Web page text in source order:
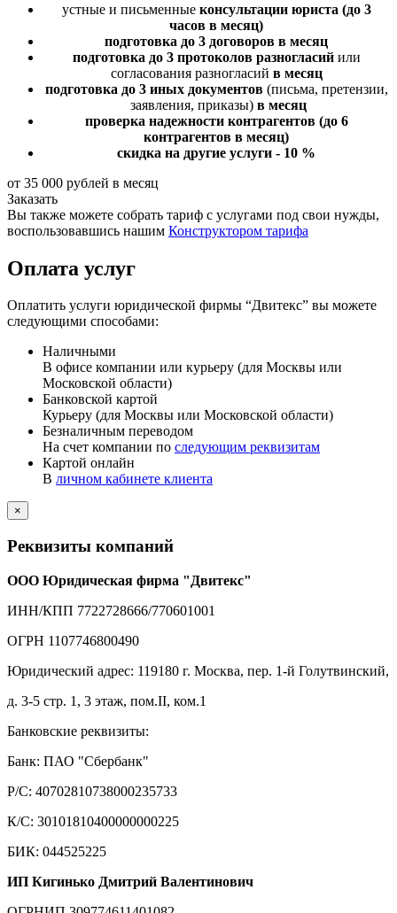
устные и письменные консультации юриста (до 3
часов в месяц)
подготовка до 3 договоров в месяц
подготовка до 3 протоколов разногласийили
согласования разногласий в месяц
подготовка до 3 иных документов(письма, претензии,
заявления, приказы) в месяц
проверка надежности контрагентов (до 6
контрагентов в месяц)
скидка на другие услуги - 10 %
от 35 000 рублей в месяц
Заказать
Вы также можете собрать тариф с услугами под свои нужды,
воспользовавшись нашим Конструктором тарифа
Оплата услуг
Оплатить услуги юридической фирмы “Двитекс” вы можете
следующими способами:
Наличными
В офисе компании или курьеру (для Москвы или
Московской области)
Банковской картой
Курьеру (для Москвы или Московской области)
Безналичным переводом
На счет компании по следующим реквизитам
Картой онлайн
В личном кабинете клиента
×
Реквизиты компаний
ООО Юридическая фирма "Двитекс"
ИНН/КПП 7722728666/770601001
ОГРН 1107746800490
Юридический адрес: 119180 г. Москва, пер. 1-й Голутвинский,
д. 3-5 стр. 1, 3 этаж, пом.II, ком.1
Банковские реквизиты:
Банк: ПАО "Сбербанк"
Р/С: 40702810738000235733
К/С: 30101810400000000225
БИК: 044525225
ИП Кигинько Дмитрий Валентинович